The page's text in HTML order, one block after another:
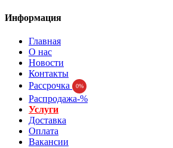
Информация
Главная
О нас
Новости
Контакты
Рассрочка
0%
Распродажа-%
Услуги
Доставка
Оплата
Вакансии